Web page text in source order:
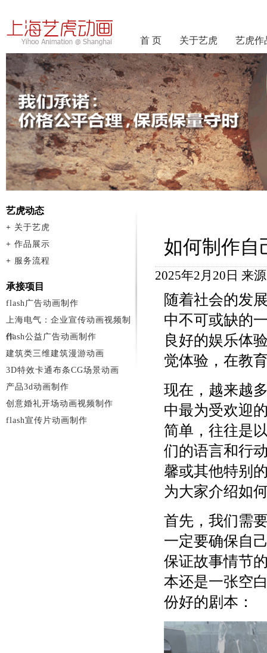
首 页 关于艺虎 艺虎作
如何制作自
2025年2月20日 来
随着社会的发
中不可或缺的
良好的娱乐体
觉体验，在教
现在，越来越
中最为受欢迎
简单，往往是
们的语言和行
馨或其他特别
为大家介绍如
首先，我们需
一定要确保自
保证故事情节
本还是一张空
份好的剧本：
艺虎动态
+ 关于艺虎
+ 作品展示
+ 服务流程
承接项目
flash广告动画制作
上海电气：企业宣传动画视频制
作
flash公益广告动画制作
建筑类三维建筑漫游动画
3D特效卡通布条CG场景动画
产品3d动画制作
创意婚礼开场动画视频制作
flash宣传片动画制作